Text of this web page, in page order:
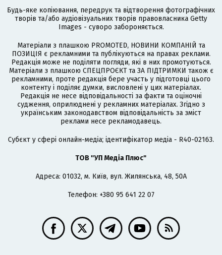
Будь-яке копіювання, передрук та відтворення фотографічних
творів та/або аудіовізуальних творів правовласника Getty
Images - суворо забороняється.
Матеріали з плашкою PROMOTED, НОВИНИ КОМПАНІЙ та
ПОЗИЦІЯ є рекламними та публікуються на правах реклами.
Редакція може не поділяти погляди, які в них промотуються.
Матеріали з плашкою СПЕЦПРОЄКТ та ЗА ПІДТРИМКИ також є
рекламними, проте редакція бере участь у підготовці цього
контенту і поділяє думки, висловлені у цих матеріалах.
Редакція не несе відповідальності за факти та оціночні
судження, оприлюднені у рекламних матеріалах. Згідно з
українським законодавством відповідальність за зміст
реклами несе рекламодавець.
Cубєкт у сфері онлайн-медіа; ідентифікатор медіа - R40-02163.
ТОВ "УП Медіа Плюс"
Адреса: 01032, м. Київ, вул. Жилянська, 48, 50А
Телефон: +380 95 641 22 07